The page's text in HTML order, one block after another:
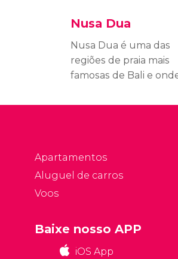
Nusa Dua
Nusa Dua é uma das
regiões de praia mais
famosas de Bali e
dos hotéis mais
Apartamentos
Aluguel de carros
Voos
Baixe nosso APP
iOS App